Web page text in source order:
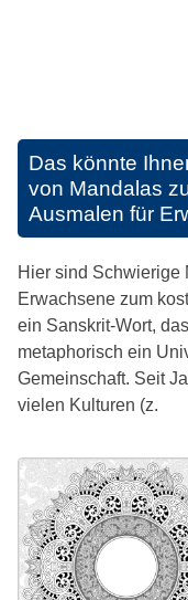
Das könnte
von Mandalas
Ausmalen für
Hier sind Schwierige
Erwachsene zum
ein Sanskrit-Wort,
metaphorisch ein
Gemeinschaft. Seit
vielen Kulturen (z.